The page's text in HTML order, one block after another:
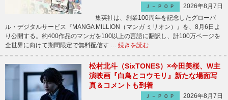
Ｊ－ＰＯＰ
2026年8月7日
集英社は、創業100周年を記念したグローバ
ル・デジタルサービス『MANGA MILLION（マンガ ミリオン）』を、8月6日よ
り公開する。約400作品のマンガを100以上の言語に翻訳し、計100万ページを
全世界に向けて期間限定で無料配信す … 続きを読む
松村北斗（SixTONES）×今田美桜、W主
演映画『白鳥とコウモリ』新たな場面写
真＆コメントも到着
Ｊ－ＰＯＰ
2026年8月7日